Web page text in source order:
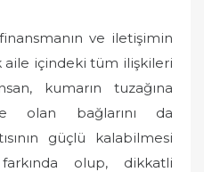
ve iletişimin
içindeki tüm ilişkileri
kumarın tuzağına
olan bağlarını da
güçlü kalabilmesi
olup, dikkatli